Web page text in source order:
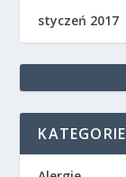
styczeń 2017
KATEGORIE